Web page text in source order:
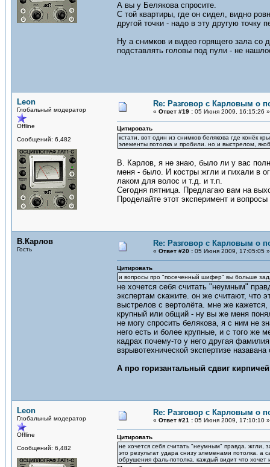
А вы у Белякова спросите.
С той квартиры, где он сидел, видно
другой точки - надо в эту другую точку
Ну а снимков и видео горящего зала
подставлять головы под пули - не
Leon
Глобальный модератор
Offline
Сообщений: 6,482
Re: Разговор с Карловым о
« Ответ #19 : 05 Июня 2009, 16:15:26 »
Цитировать
кстати, вот один из снимков белякова где конёк
элементы потолка и пробили. но и выстрелом,
В. Карлов, я не знаю, было ли у вас
меня - было. И костры жгли и пихали в
лаком для волос и т.д. и т.п.
Сегодня пятница. Предлагаю вам на
Проделайте этот эксперимент и
В.Карлов
Гость
Re: Разговор с Карловым о
« Ответ #20 : 05 Июня 2009, 17:05:05 »
Цитировать
и вопросы про "посеченный шифер" вы больше
не хочется себя считать "неумным"
экспертам скажите. он же считают, что
выстрелов с вертолёта. мне же
крупный или общий - ну вы же меня
не могу спросить белякова, я с ним не
него есть и более крупные, и с того же
кадрах почему-то у него другая
взрывотехнической экспертизе
А про горизантальный сдвиг
Leon
Глобальный модератор
Offline
Сообщений: 6,482
Re: Разговор с Карловым о
« Ответ #21 : 05 Июня 2009, 17:10:10 »
Цитировать
не хочется себя считать "неумным" правда. жгли,
это результат удара снизу элеменами потолка. а
обрушения фаль-потолка. каждый видит что хочет